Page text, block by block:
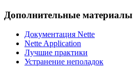
Дополнительные материалы
Документация Nette
Nette Application
Лучшие практики
Устранение неполадок